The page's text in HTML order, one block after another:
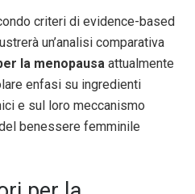
criteri di evidence-based
un’analisi comparativa
la menopausa attualmente
enfasi su ingredienti
e sul loro meccanismo
benessere femminile